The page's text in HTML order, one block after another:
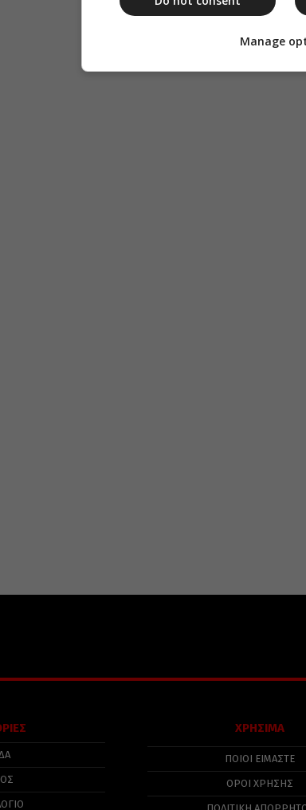
ΧΡΗΣΙΜΑ
ΠΟΙΟΙ ΕΙΜΑΣΤΕ
ΟΡΟΙ ΧΡΗΣΗΣ
ΠΟΛΙΤΙΚΉ
Manage